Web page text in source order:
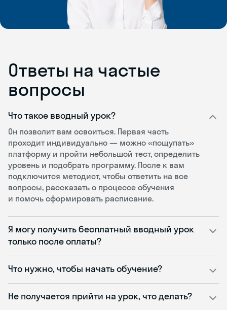
Ответы на частые
вопросы
Что такое вводный урок?
Он позволит вам освоиться. Первая часть
проходит индивидуально — можно «пощупать»
платформу и пройти небольшой тест, определить
уровень и подобрать программу. После к вам
подключится методист, чтобы ответить на все
вопросы, рассказать о процессе обучения
и помочь сформировать расписание.
Я могу получить бесплатный вводный урок
только после оплаты?
Что нужно, чтобы начать обучение?
Не получается прийти на урок, что делать?